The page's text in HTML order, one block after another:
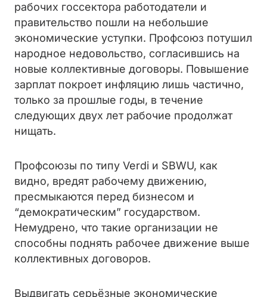
рабочих госсектора работодатели и
правительство пошли на небольшие
экономические уступки. Профсоюз потушил
народное недовольство, согласившись на
новые коллективные договоры. Повышение
зарплат покроет инфляцию лишь частично,
только за прошлые годы, в течение
следующих двух лет рабочие продолжат
нищать.
Профсоюзы по типу Verdi и SBWU, как
видно, вредят рабочему движению,
пресмыкаются перед бизнесом и
“демократическим” государством.
Немудрено, что такие организации не
способны поднять рабочее движение выше
коллективных договоров.
Выдвигать серьёзные экономические